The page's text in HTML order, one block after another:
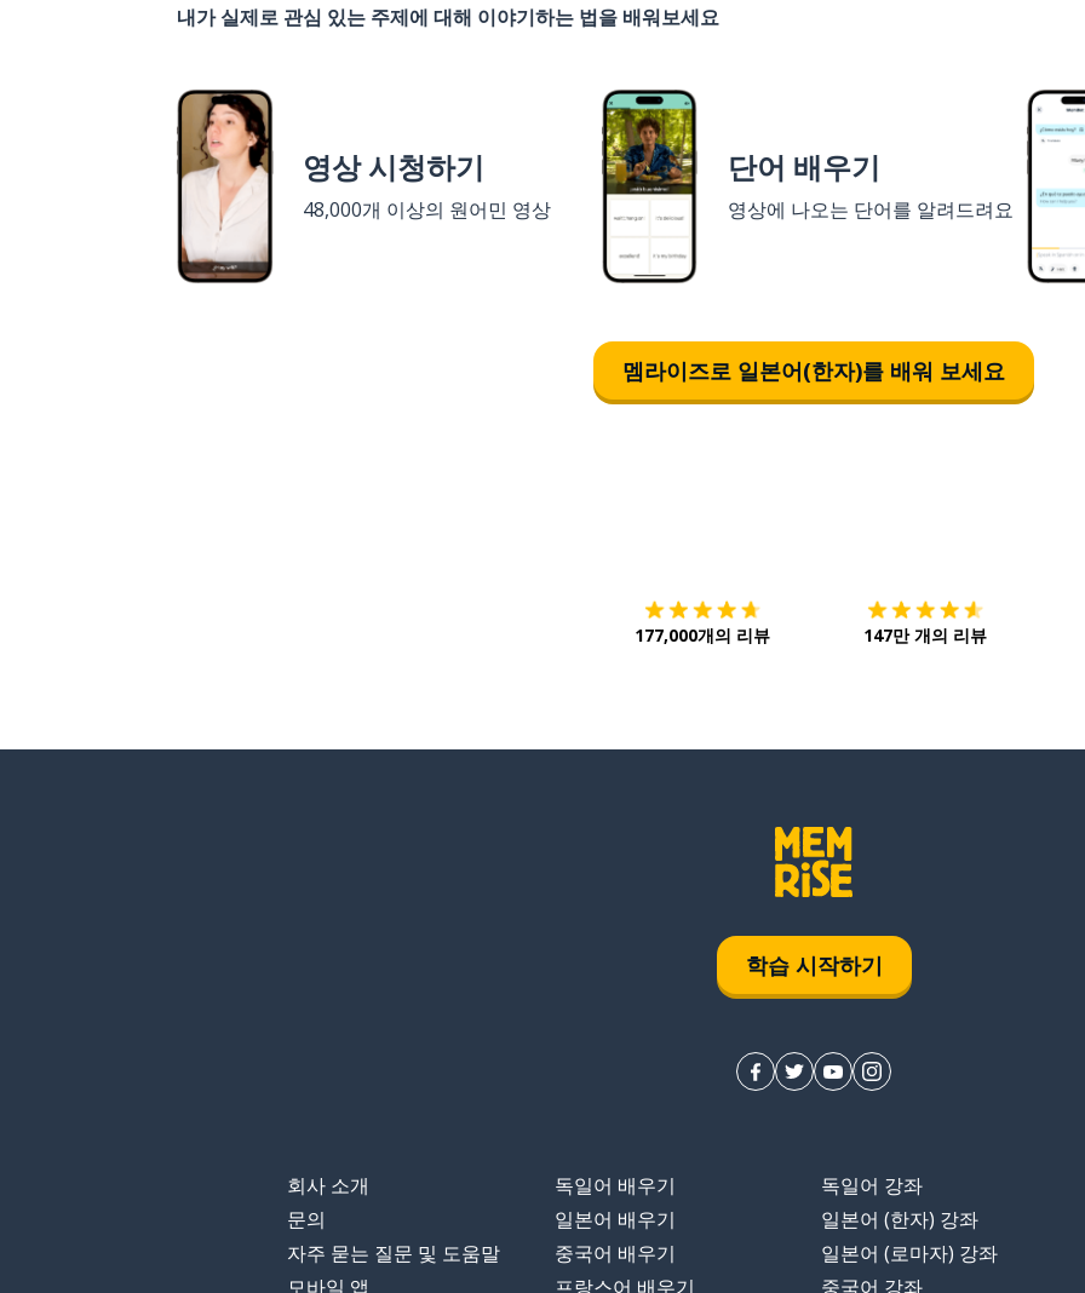
내가 실제로 관심 있는 주제에 대해 이야기하는 법을 배워보세요
영상 시청하기
48,000개 이상의 원어민 영상
단어 배우기
영상에 나오는 단어를 알려드려요
멤라이즈로 일본어(한자)를 배워 보세요
177,000개의 리뷰 147만 개의 리뷰
학습 시작하기
회사 소개
문의
자주 묻는 질문 및 도움말
모바일 앱
독일어 배우기
일본어 배우기
중국어 배우기
프랑스어 배우기
독일어 강좌
일본어 (한자) 강좌
일본어 (로마자) 강좌
중국어 강좌